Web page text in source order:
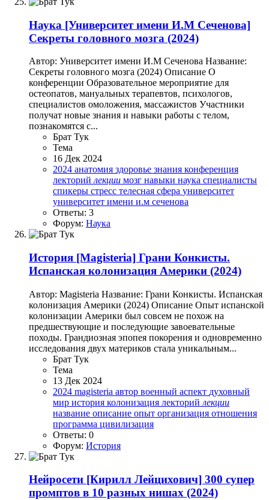
Наука [Университет имени И.М Сеченова]
Секреты головного мозга (2024)
Автор: Университет имени И.М Сеченова Название:
Секреты головного мозга (2024) Описание О
конференции Образовательное мероприятие для
остеопатов, мануальных терапевтов, психологов,
специалистов омоложения, массажистов Участники
получат новые знания и навыки работы с телом,
познакомятся с...
Брат Тук
Тема
16 Дек 2024
2024 анатомия здоровье знания конференция
лекторий лекции мозг навыки наука специалисты
спикеры стресс телесная сфера университет
университет имени и.м сеченова
Ответы: 3
Форум: Наука
История [Magisteria] Грани Конкисты.
Испанская колонизация Америки (2024)
Автор: Magisteria Название: Грани Конкисты. Испанская
колонизация Америки (2024) Описание Опыт испанской
колонизации Америки был совсем не похож на
предшествующие и последующие завоевательные
походы. Грандиозная эпопея покорения и одновременно
исследования двух материков стала уникальным...
Брат Тук
Тема
13 Дек 2024
2024 magisteria автор военный аспект духовный
мир история колонизация лекторий лекции
название описание опыт организация отношения
программа цивилизация
Ответы: 0
Форум: История
Нейросети [Кирилл Лейцихович] 300 супер
промптов в 10 разных нишах (2024)